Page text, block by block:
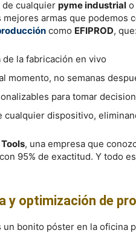
de cualquier pyme industrial o
armas que podemos
como EFIPROD, que:
la fabricación en vivo
momento, no semanas
para tomar
cualquier dispositivo,
, una empresa que
95% de exactitud. Y todo
y optimización de
un bonito póster en la oficina